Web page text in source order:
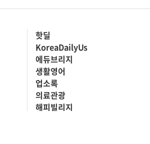
핫딜
KoreaDailyUs
에듀브리지
생활영어
업소록